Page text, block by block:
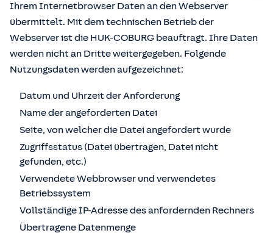
Ihrem Internetbrowser Daten an den Webserver
übermittelt. Mit dem technischen Betrieb der
Webserver ist die HUK-COBURG beauftragt. Ihre Daten
werden nicht an Dritte weitergegeben. Folgende
Nutzungsdaten werden aufgezeichnet:
Datum und Uhrzeit der Anforderung
Name der angeforderten Datei
Seite, von welcher die Datei angefordert wurde
Zugriffsstatus (Datei übertragen, Datei nicht
gefunden, etc.)
Verwendete Webbrowser und verwendetes
Betriebssystem
Vollständige IP-Adresse des anfordernden Rechners
Übertragene Datenmenge